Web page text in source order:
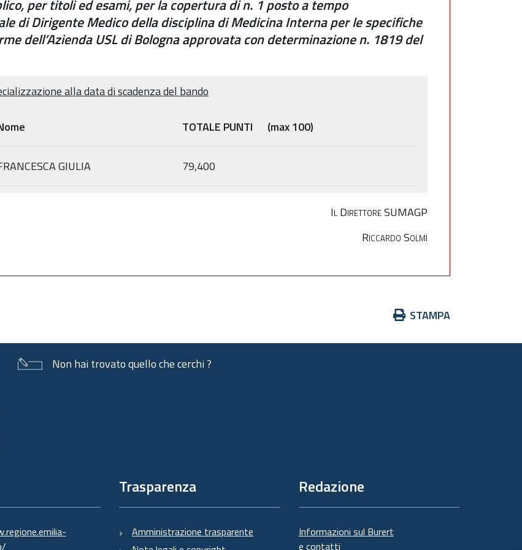
per titoli ed esami, per la copertura di n. 1 posto a tempo
di Dirigente Medico della disciplina di Medicina Interna per le specifiche
dell’Azienda USL di Bologna approvata con determinazione n. 1819 del
alla data di scadenza del bando
TOTALE PUNTI (max 100)
GIULIA 79,400
Il Direttore SUMAGP
Riccardo Solmi
Azioni
documento
STAMPA
Non hai trovato quello che cerchi ?
Trasparenza
Amministrazione trasparente
Redazione
Informazioni sul Burert
e contatti